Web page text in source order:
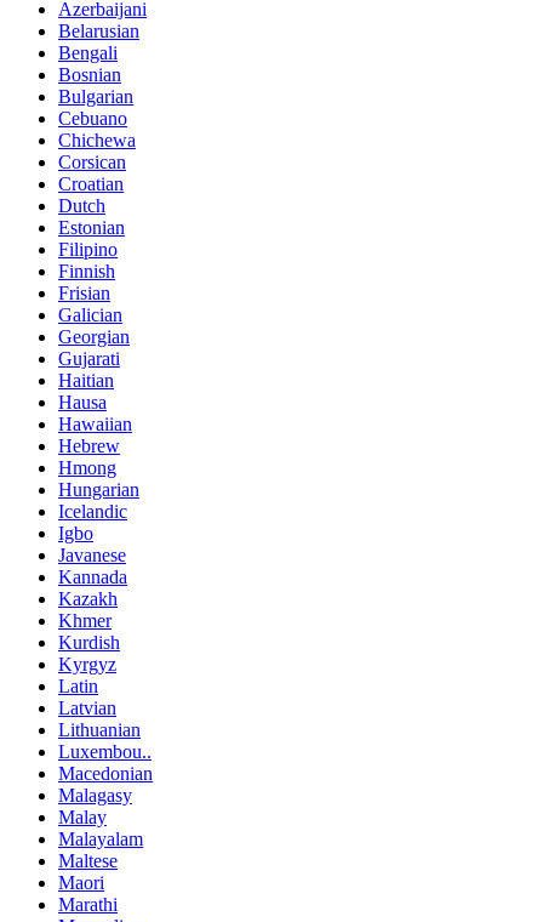
Azerbaijani
Belarusian
Bengali
Bosnian
Bulgarian
Cebuano
Chichewa
Corsican
Croatian
Dutch
Estonian
Filipino
Finnish
Frisian
Galician
Georgian
Gujarati
Haitian
Hausa
Hawaiian
Hebrew
Hmong
Hungarian
Icelandic
Igbo
Javanese
Kannada
Kazakh
Khmer
Kurdish
Kyrgyz
Latin
Latvian
Lithuanian
Luxembou..
Macedonian
Malagasy
Malay
Malayalam
Maltese
Maori
Marathi